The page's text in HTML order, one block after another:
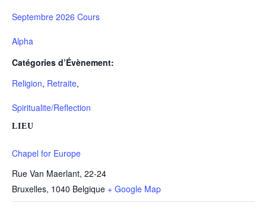
Septembre 2026 Cours
Alpha
Catégories d’Évènement:
Religion, Retraite,
Spiritualite/Reflection
LIEU
Chapel for Europe
Rue Van Maerlant, 22-24
Bruxelles, 1040 Belgique + Google Map